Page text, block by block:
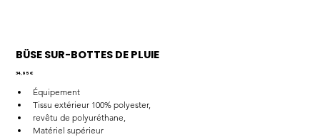
BÜSE SUR-BOTTES DE PLUIE
Prix
34,95 €
Équipement
Tissu extérieur 100% polyester,
revêtu de polyuréthane,
Matériel supérieur